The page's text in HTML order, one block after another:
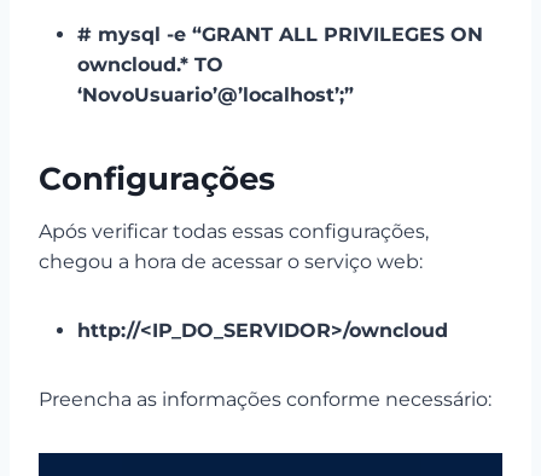
# mysql -e “GRANT ALL PRIVILEGES ON
owncloud.* TO
‘NovoUsuario’@’localhost’;”
Configurações
Após verificar todas essas configurações,
chegou a hora de acessar o serviço web:
http://<IP_DO_SERVIDOR>/owncloud
Preencha as informações conforme necessário: